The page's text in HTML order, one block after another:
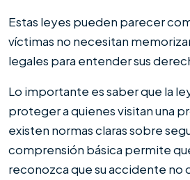
Estas leyes pueden parecer
víctimas no necesitan
legales para entender sus
Lo importante es saber que la
proteger a quienes visitan una
existen normas claras sobre
comprensión básica permite
reconozca que su accidente no